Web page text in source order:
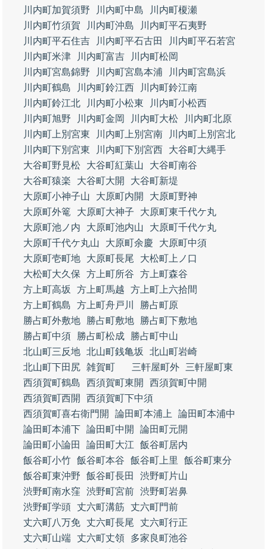
川内町加賀須野
川内町中島
川内町榎瀬
川内町竹須賀
川内町沖島
川内町平石夷野
川内町平石住吉
川内町平石古田
川内町平石若宮
川内町米津
川内町富吉
川内町松岡
川内町宮島錦野
川内町宮島本浦
川内町宮島浜
川内町鶴島
川内町鈴江西
川内町鈴江南
川内町鈴江北
川内町小松東
川内町小松西
川内町旭野
川内町金岡 川内町大松
川内町北原
川内町上別宮東
川内町上別宮南
川内町上別宮北
川内町下別宮東
川内町下別宮西
大谷町大縄手
大谷町野見松
大谷町紅葉山
大谷町南谷
大谷町猿楽
大谷町大開
大谷町新堤
大原町小神子山
大原町内開
大原町野神
大原町外篭
大原町大神子
大原町東千代ケ丸
大原町池ノ内
大原町池内山
大原町千代ケ丸
大原町千代ケ丸山
大原町余慶
大原町中須
大原町壱町地
大原町長尾
大松町上ノ口
大松町大久保
方上町所谷
方上町森谷
方上町高坂
方上町馬越
方上町上六拾間
方上町鶴島
方上町舟戸川
勝占町原
勝占町外敷地
勝占町敷地
勝占町下敷地
勝占町中須
勝占町松成
勝占町中山
北山町三反地 北山町銭亀坂
北山町岩崎
北山町下田尻 雑賀町 三軒屋町外
三軒屋町東
西須賀町鶴島
西須賀町東開
西須賀町中開
西須賀町西開
西須賀町下中須
西須賀町喜右衛門開
論田町本浦上
論田町本浦中
論田町本浦下 論田町中開
論田町元開
論田町小論田
論田町大江
飯谷町居内
飯谷町小竹 飯谷町本谷 飯谷町上里
飯谷町東分
飯谷町東沖野
飯谷町長田
渋野町片山
渋野町南水窪
渋野町宮前 渋野町岩鼻
渋野町学頭 丈六町溝筋 丈六町門前
丈六町八万免 丈六町長尾
丈六町行正
丈六町山端 丈六町丈領
多家良町池谷